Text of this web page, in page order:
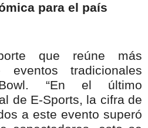
para el país
que reúne más
eventos tradicionales
“En el último
de E-Sports, la cifra de
a este evento superó